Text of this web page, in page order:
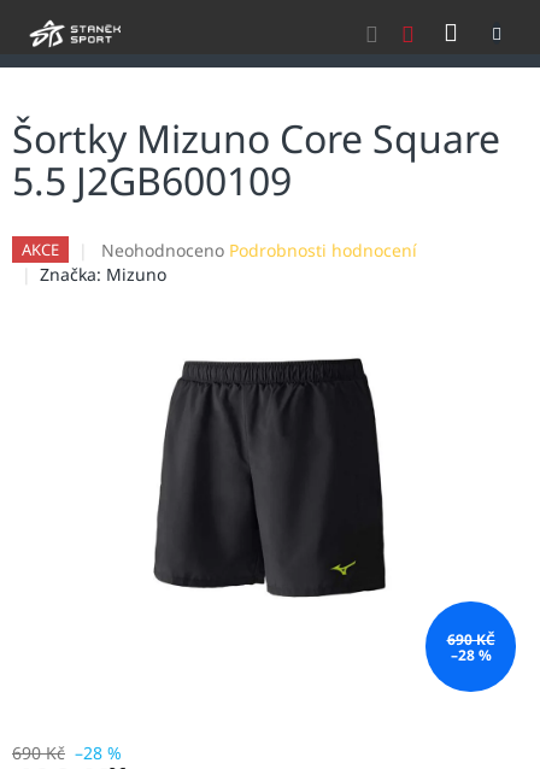
Šortky Mizuno Core Square
5.5 J2GB600109
AKCE
Průměrné
hodnocení
hvězdiček.
Neohodnoceno Podrobnosti hodnocení
Značka: Mizuno
690 KČ
–28 %
690 Kč –28 %